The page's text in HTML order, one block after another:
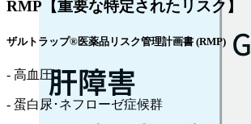
RMP【重要な特定されたリスク】
ザルトラップ®医薬品リスク管理計画書 (RMP)
- 高血圧
- 蛋白尿･ネフローゼ症候群